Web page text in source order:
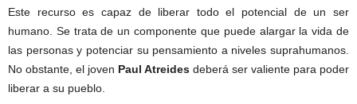
Este recurso es capaz de liberar todo el potencial de un ser
humano. Se trata de un componente que puede alargar la vida de
las personas y potenciar su pensamiento a niveles suprahumanos.
No obstante, el joven Paul Atreides deberá ser valiente para poder
liberar a su pueblo.